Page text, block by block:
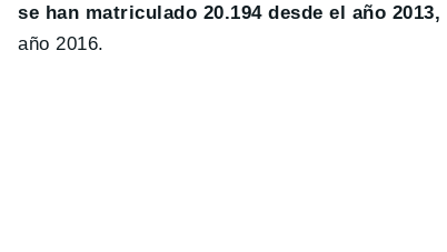
se han matriculado 20.194 desde el año 2013,
año 2016.